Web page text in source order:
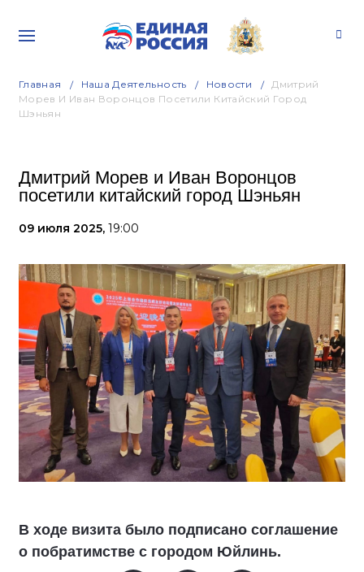
Главная Наша Деятельность Новости
Дмитрий
Морев И Иван Воронцов Посетили Китайский Город
Шэньян
Дмитрий Морев и Иван Воронцов
посетили китайский город Шэньян
09 июля 2025, 19:00
В ходе визита было подписано соглашение
о побратимстве с городом Юйлинь.